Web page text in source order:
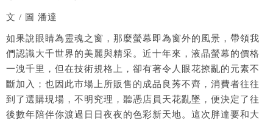
文 / 圖 潘達
如果說眼睛為靈魂之窗，那麼螢幕即為窗外的風景，帶領我
們認識大千世界的美麗與精采。近十年來，液晶螢幕的價格
一洩千里，但在技術規格上，卻有著令人眼花撩亂的元素不
斷加入；也因此市場上所販售的成品良莠不齊，消費者往往
到了選購現場，不明究理，聽憑店員天花亂墜，便決定了往
後數年陪伴你渡過日日夜夜的色彩新天地。這次胖達要和大